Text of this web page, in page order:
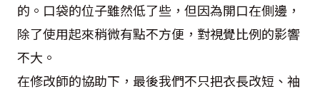
的。口袋的位子雖然低了些，但因為開口在側邊，
除了使用起來稍微有點不方便，對視覺比例的影響
不大。
在修改師的協助下，最後我們不只把衣長改短、袖